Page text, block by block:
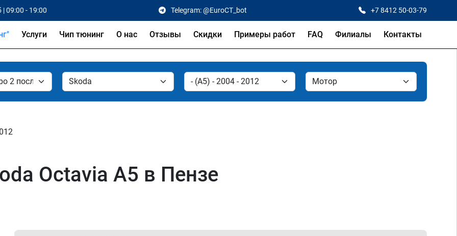
| 09:00 - 19:00 Telegram: @EuroCT_bot +7 8412 50-03-79
Услуги Чип тюнинг О нас Отзывы Скидки Примеры работ FAQ Филиалы Контакты
Octavia A5 в Пензе